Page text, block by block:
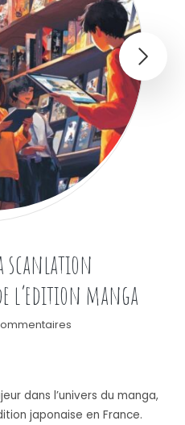
scanlation
l’edition manga
dans l’univers du manga,
japonaise en France.